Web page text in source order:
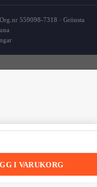
559098-7318 · Grönsta
Kameraskydd Metall
Kameraskydd Metall
I VARUKORG